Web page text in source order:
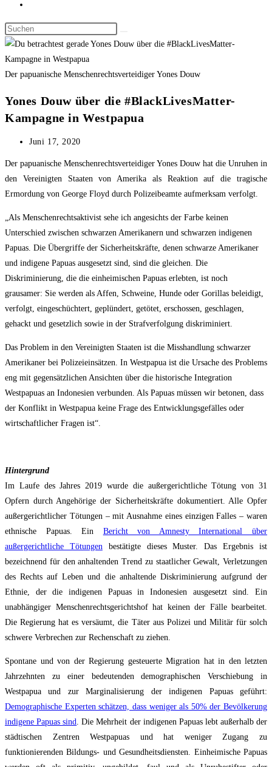
umschalten
Diese
Website
durchsuchen
Der papuanische Menschenrechtsverteidiger Yones Douw
Yones Douw über die #BlackLivesMatter-
Kampagne in Westpapua
Beitrag
Juni 17, 2020
Der papuanische Menschenrechtsverteidiger Yones Douw hat die Unruhen in
den Vereinigten Staaten von Amerika als Reaktion auf die tragische
Ermordung von George Floyd durch Polizeibeamte aufmerksam verfolgt.
„Als Menschenrechtsaktivist sehe ich angesichts der Farbe keinen
Unterschied zwischen schwarzen Amerikanern und schwarzen indigenen
Papuas. Die Übergriffe der Sicherheitskräfte, denen schwarze Amerikaner
und indigene Papuas ausgesetzt sind, sind die gleichen. Die
Diskriminierung, die die einheimischen Papuas erlebten, ist noch
grausamer: Sie werden als Affen, Schweine, Hunde oder Gorillas beleidigt,
verfolgt, eingeschüchtert, geplündert, getötet, erschossen, geschlagen,
gehackt und gesetzlich sowie in der Strafverfolgung diskriminiert.
Das Problem in den Vereinigten Staaten ist die Misshandlung schwarzer
Amerikaner bei Polizeieinsätzen. In Westpapua ist die Ursache des Problems
eng mit gegensätzlichen Ansichten über die historische Integration
Westpapuas an Indonesien verbunden. Als Papuas müssen wir betonen, dass
der Konflikt in Westpapua keine Frage des Entwicklungsgefälles oder
wirtschaftlicher Fragen ist“.
Hintergrund
Im Laufe des Jahres 2019 wurde die außergerichtliche Tötung von 31
Opfern durch Angehörige der Sicherheitskräfte dokumentiert. Alle Opfer
außergerichtlicher Tötungen – mit Ausnahme eines einzigen Falles – waren
ethnische Papuas. Ein Bericht von Amnesty International über
außergerichtliche Tötungenbestätigte dieses Muster. Das Ergebnis ist
bezeichnend für den anhaltenden Trend zu staatlicher Gewalt, Verletzungen
des Rechts auf Leben und die anhaltende Diskriminierung aufgrund der
Ethnie, der die indigenen Papuas in Indonesien ausgesetzt sind. Ein
unabhängiger Menschenrechtsgerichtshof hat keinen der Fälle bearbeitet.
Die Regierung hat es versäumt, die Täter aus Polizei und Militär für solch
schwere Verbrechen zur Rechenschaft zu ziehen.
Spontane und von der Regierung gesteuerte Migration hat in den letzten
Jahrzehnten zu einer bedeutenden demographischen Verschiebung in
Westpapua und zur Marginalisierung der indigenen Papuas geführt:
Demographische Experten schätzen, dass weniger als 50% der Bevölkerung
indigene Papuas sind. Die Mehrheit der indigenen Papuas lebt außerhalb der
städtischen Zentren Westpapuas und hat weniger Zugang zu
funktionierenden Bildungs- und Gesundheitsdiensten. Einheimische Papuas